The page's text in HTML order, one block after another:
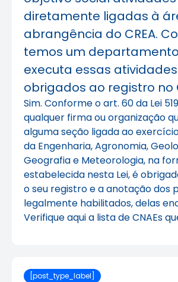
diretamente ligadas à
abrangência do CREA.
temos um
executa essas
obrigados ao registro no
Sim. Conforme o art. 60 da Lei
qualquer firma ou organização
alguma seção ligada ao
da Engenharia, Agronomia,
Geografia e Meteorologia, na
estabelecida nesta Lei, é
o seu registro e a anotação dos
legalmente habilitados, delas
Verifique aqui a lista de CNAEs
[post_type_label]